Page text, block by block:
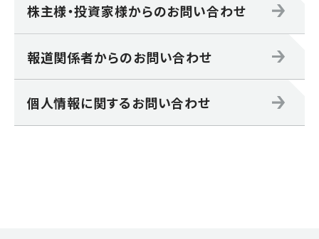
株主様・投資家様からのお問い合わせ
報道関係者からのお問い合わせ
個人情報に関するお問い合わせ